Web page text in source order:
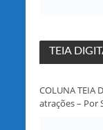
TEIA
COLUNA TEIA
atrações – Por